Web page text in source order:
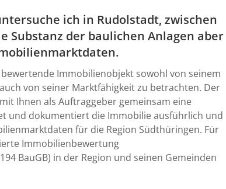
ich in Rudolstadt, zwischen
Substanz der baulichen Anlagen aber
Immobilienobjekt sowohl von seinem
von seiner Marktfähigkeit zu betrachten. Der
Ihnen als Auftraggeber gemeinsam eine
und dokumentiert die Immobilie ausführlich und
für die Region Südthüringen. Für
Immobilienbewertung
BauGB) in der Region und seinen Gemeinden